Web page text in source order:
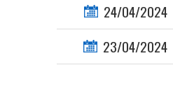
24/04/2024
23/04/2024